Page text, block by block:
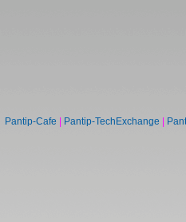
Pantip-Cafe Pantip-TechExchange